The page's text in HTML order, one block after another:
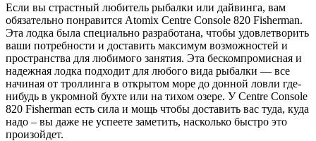
Если вы страстный любитель рыбалки или дайвинга, вам
обязательно понравится Atomix Centre Console 820 Fisherman.
Эта лодка была специально разработана, чтобы удовлетворить
ваши потребности и доставить максимум возможностей и
пространства для любимого занятия. Эта бескомпромисная и
надежная лодка подходит для любого вида рыбалки — все
начиная от троллинга в открытом море до донной ловли где-
нибудь в укромной бухте или на тихом озере. У Centre Console
820 Fisherman есть сила и мощь чтобы доставить вас туда, куда
надо – вы даже не успеете заметить, насколько быстро это
произойдет.